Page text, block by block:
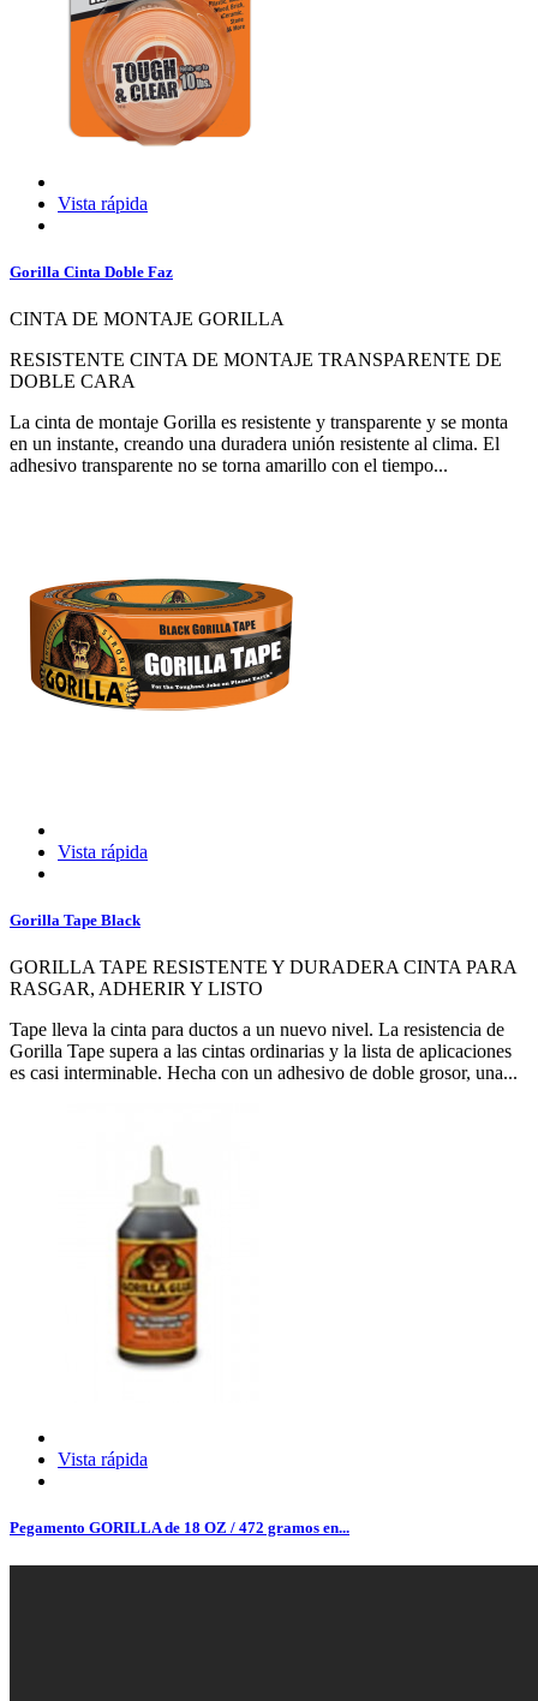
Vista rápida
Gorilla Cinta Doble Faz
CINTA DE MONTAJE GORILLA
RESISTENTE CINTA DE MONTAJE TRANSPARENTE DE
DOBLE CARA
La cinta de montaje Gorilla es resistente y transparente y se monta
en un instante, creando una duradera unión resistente al clima. El
adhesivo transparente no se torna amarillo con el tiempo...
Vista rápida
Gorilla Tape Black
GORILLA TAPE RESISTENTE Y DURADERA CINTA PARA
RASGAR, ADHERIR Y LISTO
Tape lleva la cinta para ductos a un nuevo nivel. La resistencia de
Gorilla Tape supera a las cintas ordinarias y la lista de aplicaciones
es casi interminable. Hecha con un adhesivo de doble grosor, una...
Vista rápida
Pegamento GORILLA de 18 OZ / 472 gramos en...